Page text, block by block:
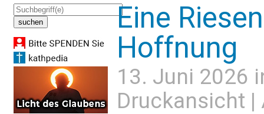
Eine
Hoffnung
13. Juni 2026
Druckansicht |